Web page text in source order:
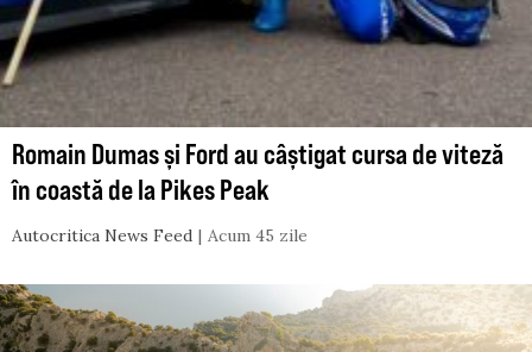
Romain Dumas și Ford au câștigat cursa de viteză
în coastă de la Pikes Peak
Autocritica News Feed Acum 45 zile